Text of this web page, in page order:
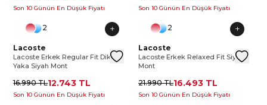
Son 10 Günün En Düşük Fiyatı Son 10 Günün En Düşük Fiyatı
Lacoste Erkek Regular Fit Dik Yaka Siyah Mont
Lacoste Erkek Regular Fit Dik
2
Lacoste
Lacoste Erkek Regular Fit Dik
Yaka Siyah Mont
16.990 TL12.743 TL
Son 10 Günün En Düşük Fiyatı
Lacoste Erkek Relaxed Fit
2
Lacoste
Lacoste Erkek Relaxed Fit Siyah
Mont
21.990 TL16.493 TL
Son 10 Günün En Düşük Fiyatı